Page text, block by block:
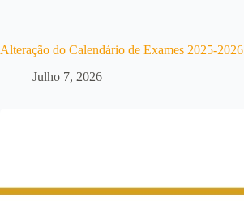
Alteração do Calendário de Exames 2025-2026
Julho 7, 2026